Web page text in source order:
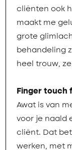
cliënten ook
maakt me
grote
behandeling
heel trouw,
Finger touch
Awat is van
voor je naald
cliënt. Dat
werken, met